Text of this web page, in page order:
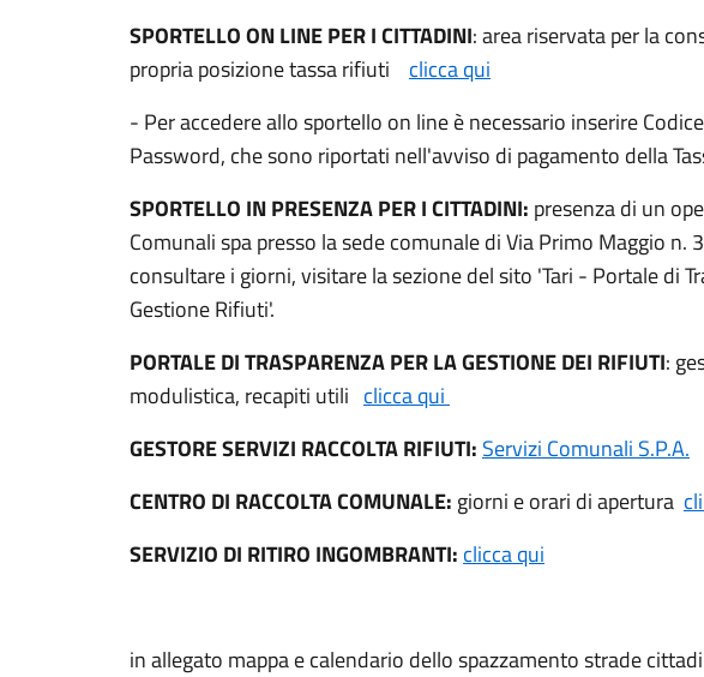
SPORTELLO ON LINE PER I CITTADINI: area riservata per la
propria posizione tassa rifiuti clicca qui
- Per accedere allo sportello on line è necessario inserire
Password, che sono riportati nell'avviso di pagamento della
SPORTELLO IN PRESENZA PER I CITTADINI: presenza di un
Comunali spa presso la sede comunale di Via Primo Maggio n.
consultare i giorni, visitare la sezione del sito 'Tari - Portale di
Gestione Rifiuti'.
PORTALE DI TRASPARENZA PER LA GESTIONE DEI RIFIUTI:
modulistica, recapiti utili clicca qui
GESTORE SERVIZI RACCOLTA RIFIUTI: Servizi Comunali S.P.A.
CENTRO DI RACCOLTA COMUNALE: giorni e orari di apertura
SERVIZIO DI RITIRO INGOMBRANTI: clicca qui
in allegato mappa e calendario dello spazzamento strade